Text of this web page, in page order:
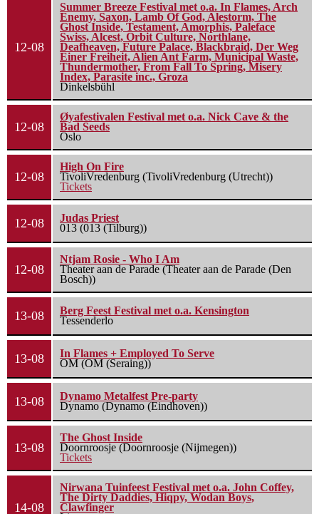
12-08
Summer Breeze Festival met o.a. In Flames, Arch
Enemy, Saxon, Lamb Of God, Alestorm, The
Ghost Inside, Testament, Amorphis, Paleface
Swiss, Alcest, Orbit Culture, Northlane,
Deafheaven, Future Palace, Blackbraid, Der Weg
Einer Freiheit, Alien Ant Farm, Municipal Waste,
Thundermother, From Fall To Spring, Misery
Index, Parasite inc., Groza
Dinkelsbühl
12-08
Øyafestivalen Festival met o.a. Nick Cave & the
Bad Seeds
Oslo
12-08
High On Fire
TivoliVredenburg (TivoliVredenburg (Utrecht))
Tickets
12-08
Judas Priest
013 (013 (Tilburg))
12-08
Ntjam Rosie - Who I Am
Theater aan de Parade (Theater aan de Parade (Den
Bosch))
13-08
Berg Feest Festival met o.a. Kensington
Tessenderlo
13-08
In Flames + Employed To Serve
OM (OM (Seraing))
13-08
Dynamo Metalfest Pre-party
Dynamo (Dynamo (Eindhoven))
13-08
The Ghost Inside
Doornroosje (Doornroosje (Nijmegen))
Tickets
14-08
Nirwana Tuinfeest Festival met o.a. John Coffey,
The Dirty Daddies, Hiqpy, Wodan Boys,
Clawfinger